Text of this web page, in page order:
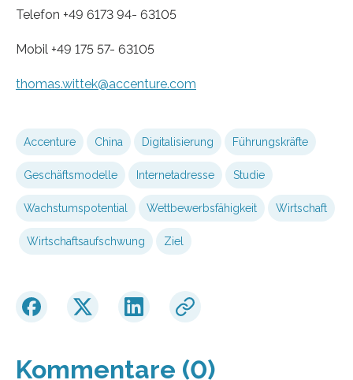
Telefon +49 6173 94- 63105
Mobil +49 175 57- 63105
thomas.wittek@accenture.com
Accenture China Digitalisierung Führungskräfte
Geschäftsmodelle Internetadresse Studie
Wachstumspotential Wettbewerbsfähigkeit Wirtschaft
Wirtschaftsaufschwung Ziel
Kommentare (0)